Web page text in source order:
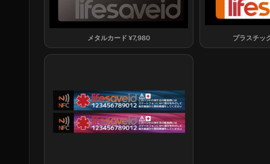
メタルカード ¥7,980 プラスチッ